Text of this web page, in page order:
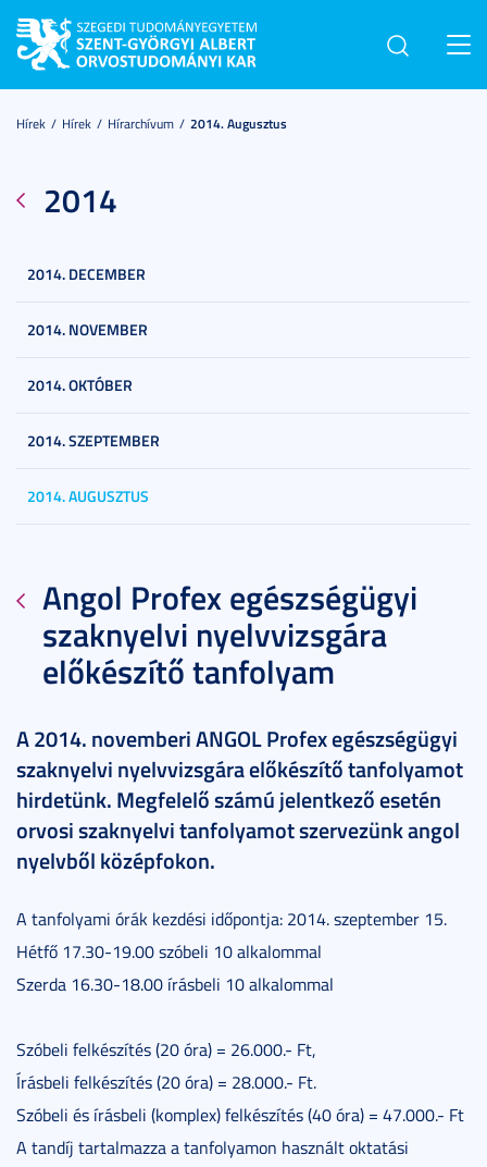
Hírek Hírek Hírarchívum 2014. Augusztus
2014
2014. DECEMBER
2014. NOVEMBER
2014. OKTÓBER
2014. SZEPTEMBER
2014. AUGUSZTUS
Angol Profex egészségügyi
szaknyelvi nyelvvizsgára
előkészítő tanfolyam
A 2014. novemberi ANGOL Profex egészségügyi
szaknyelvi nyelvvizsgára előkészítő tanfolyamot
hirdetünk. Megfelelő számú jelentkező esetén
orvosi szaknyelvi tanfolyamot szervezünk angol
nyelvből középfokon.
A tanfolyami órák kezdési időpontja: 2014. szeptember 15.
Hétfő 17.30-19.00 szóbeli 10 alkalommal
Szerda 16.30-18.00 írásbeli 10 alkalommal
Szóbeli felkészítés (20 óra) = 26.000.- Ft,
Írásbeli felkészítés (20 óra) = 28.000.- Ft.
Szóbeli és írásbeli (komplex) felkészítés (40 óra) = 47.000.- Ft
A tandíj tartalmazza a tanfolyamon használt oktatási